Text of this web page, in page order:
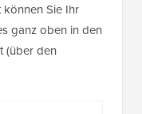
Sie Ihr
ganz oben in den
(über den